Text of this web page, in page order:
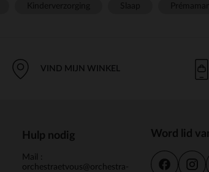
VIND MIJN WINKEL
Hulp nodig
Mail :
orchestraetvous@orchestra-
Word lid